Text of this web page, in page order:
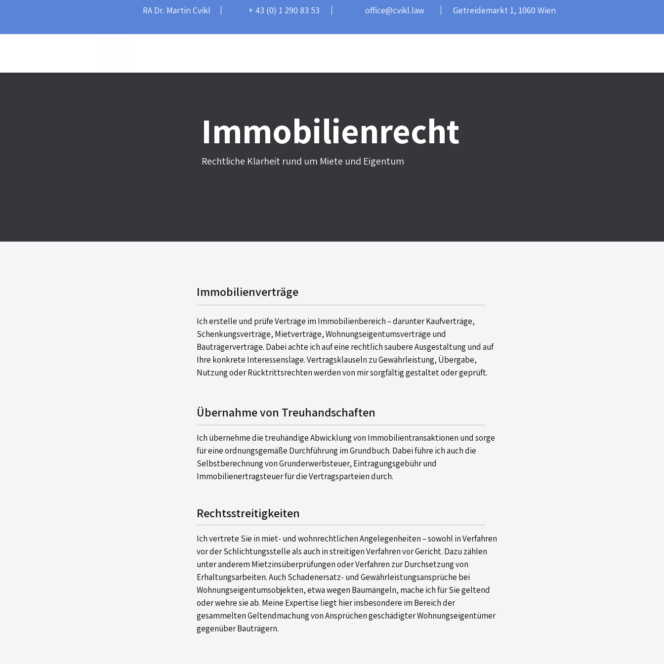
RA Dr. Martin Cvikl + 43 (0) 1 290 83 53 office@cvikl.law ​Getreidemarkt 1, 1060 Wien​
Immobilienrecht
Rechtliche Klarheit rund um Miete und Eigentum
Immobilienverträge
Ich erstelle und prüfe Verträge im Immobilienbereich – darunter Kaufverträge,
Schenkungsverträge, Mietverträge, Wohnungseigentumsverträge und
Bauträgerverträge. Dabei achte ich auf eine rechtlich saubere Ausgestaltung und auf
Ihre konkrete Interessenslage. Vertragsklauseln zu Gewährleistung, Übergabe,
Nutzung oder Rücktrittsrechten werden von mir sorgfältig gestaltet oder geprüft.
Übernahme von Treuhandschaften
Ich übernehme die treuhändige Abwicklung von Immobilientransaktionen und sorge
für eine ordnungsgemäße Durchführung im Grundbuch. Dabei führe ich auch die
Selbstberechnung von Grunderwerbsteuer, Eintragungsgebühr und
Immobilienertragsteuer für die Vertragsparteien durch.
Rechtsstreitigkeiten
Ich vertrete Sie in miet- und wohnrechtlichen Angelegenheiten – sowohl in Verfahren
vor der Schlichtungsstelle als auch in streitigen Verfahren vor Gericht. Dazu zählen
unter anderem Mietzinsüberprüfungen oder Verfahren zur Durchsetzung von
Erhaltungsarbeiten. Auch Schadenersatz- und Gewährleistungsansprüche bei
Wohnungseigentumsobjekten, etwa wegen Baumängeln, mache ich für Sie geltend
oder wehre sie ab. Meine Expertise liegt hier insbesondere im Bereich der
gesammelten Geltendmachung von Ansprüchen geschädigter Wohnungseigentümer
gegenüber Bauträgern.